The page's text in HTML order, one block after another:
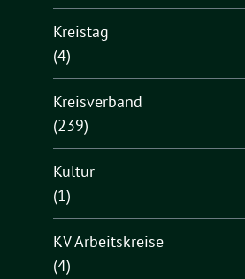
Kreistag
(4)
Kreisverband
(239)
Kultur
(1)
KV Arbeitskreise
(4)